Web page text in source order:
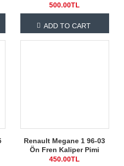
500.00TL
ADD TO CART
Renault Megane 1 96-03
Ön Fren Kaliper Pimi
450.00TL